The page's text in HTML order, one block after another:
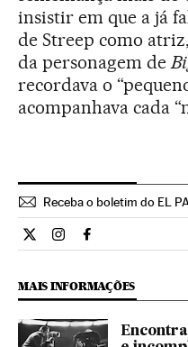
insistir em que a já
de Streep como
da personagem de
recordava o
acompanhava cada
Receba o boletim do EL
Cultura El País Brasil en
Cultura El País Brasil
Cultura El País
MAIS INFORMAÇÕES